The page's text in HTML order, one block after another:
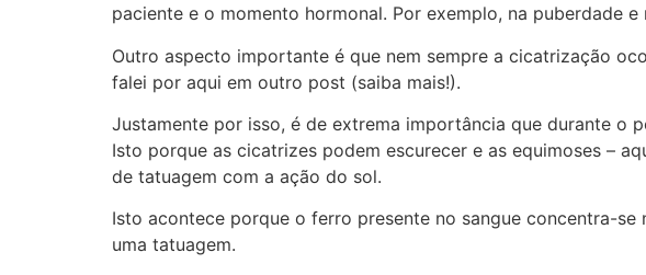
paciente e o momento hormonal. Por exemplo, na puberdade
Outro aspecto importante é que nem sempre a cicatrização
falei por aqui em outro post (saiba mais!).
Justamente por isso, é de extrema importância que durante o
Isto porque as cicatrizes podem escurecer e as equimoses –
de tatuagem com a ação do sol.
Isto acontece porque o ferro presente no sangue concentra-
uma tatuagem.